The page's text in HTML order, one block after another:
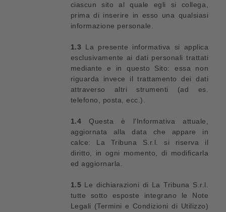
ciascun sito al quale egli si collega,
prima di inserire in esso una qualsiasi
informazione personale.
1.3 La presente informativa si applica
esclusivamente ai dati personali trattati
mediante e in questo Sito: essa non
riguarda invece il trattamento dei dati
attraverso altri strumenti (ad es.
telefono, posta, ecc.).
1.4 Questa è l'Informativa attuale,
aggiornata alla data che appare in
calce: La Tribuna S.r.l. si riserva il
diritto, in ogni momento, di modificarla
ed aggiornarla.
1.5 Le dichiarazioni di La Tribuna S.r.l.
tutte sotto esposte integrano le Note
Legali (Termini e Condizioni di Utilizzo)